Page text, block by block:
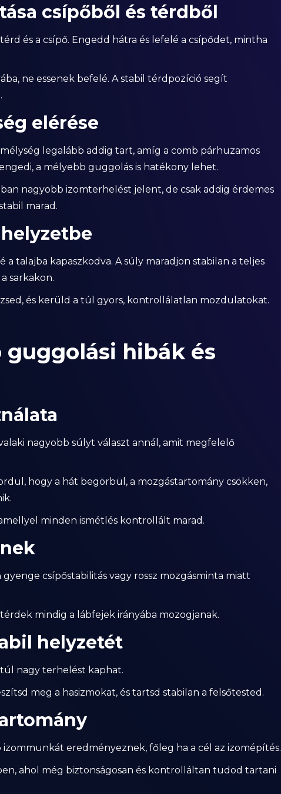
csípőből és térdből
és a csípő. Engedd hátra és lefelé a csípődet, mintha
ne essenek befelé. A stabil térdpozíció segít
elérése
legalább addig tart, amíg a comb párhuzamos
a mélyebb guggolás is hatékony lehet.
nagyobb izomterhelést jelent, de csak addig érdemes
marad.
talajba kapaszkodva. A súly maradjon stabilan a teljes
sarkakon.
és kerüld a túl gyors, kontrollálatlan mozdulatokat.
hibák és
nagyobb súlyt választ annál, amit megfelelő
hogy a hát begörbül, a mozgástartomány csökken,
minden ismétlés kontrollált marad.
csípőstabilitás vagy rossz mozgásminta miatt
mindig a lábfejek irányába mozogjanak.
helyzetét
túl nagy terhelést kaphat.
meg a hasizmokat, és tartsd stabilan a felsőtested.
eredményeznek, főleg ha a cél az izomépítés.
ahol még biztonságosan és kontrolláltan tudod tartani